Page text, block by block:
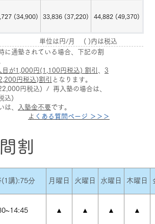
(34,900) 33,836 (37,220) 44,882 (49,370)
単位は円/月 ( )内は税込
に通塾されている場合、下記の割
目が1,000円(1,100円税込) 割引
3
円​税込)割引
となります。
円税込) / 再入塾の場合は、
込)
は、
入塾金不要です。
​ よくある質問ページ ＞＞＞
割
(1講):75分 月曜日 火曜日 水曜日 木曜日
▲ ▲ ▲ ▲